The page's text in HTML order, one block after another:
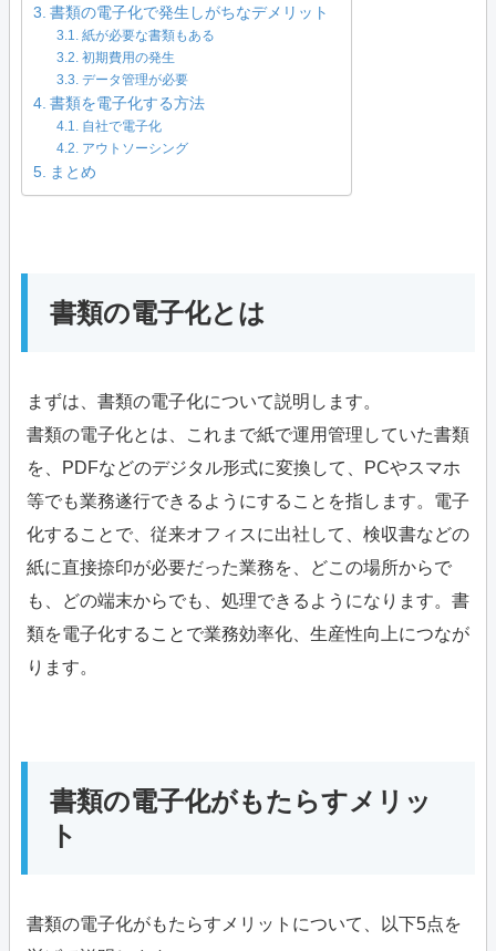
書類の電子化で発生しがちなデメリット
紙が必要な書類もある
初期費用の発生
データ管理が必要
書類を電子化する方法
自社で電子化
アウトソーシング
まとめ
書類の電子化とは
まずは、書類の電子化について説明します。
書類の電子化とは、これまで紙で運用管理していた書類
を、PDFなどのデジタル形式に変換して、PCやスマホ
等でも業務遂行できるようにすることを指します。電子
化することで、従来オフィスに出社して、検収書などの
紙に直接捺印が必要だった業務を、どこの場所からで
も、どの端末からでも、処理できるようになります。書
類を電子化することで業務効率化、生産性向上につなが
ります。
書類の電子化がもたらすメリッ
ト
書類の電子化がもたらすメリットについて、以下5点を